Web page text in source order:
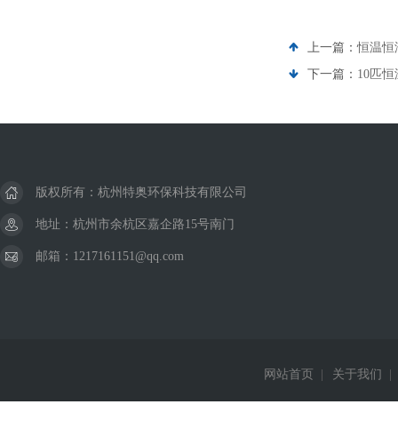
上一篇：恒温恒
下一篇： 10匹
版权所有：杭州特奥环保科技有限公司
地址：杭州市余杭区嘉企路15号南门
邮箱：1217161151@qq.com
网站首页 关于我们